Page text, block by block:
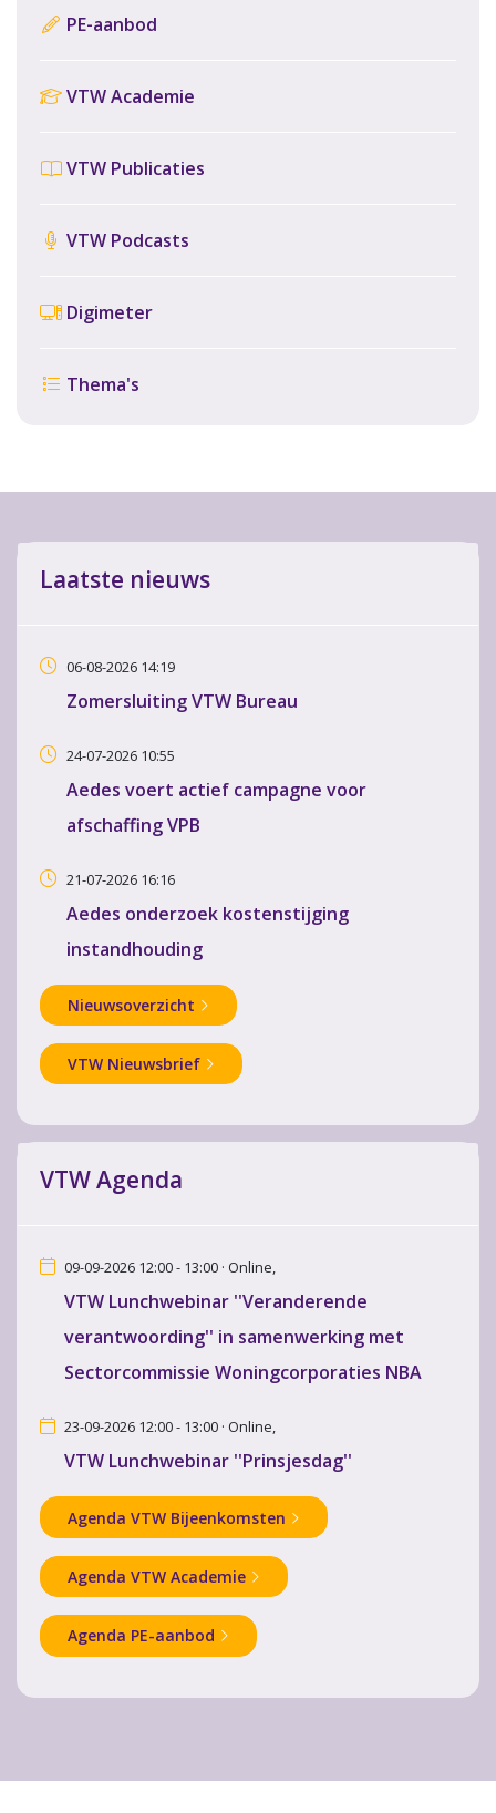
PE-aanbod
VTW Academie
VTW Publicaties
VTW Podcasts
Digimeter
Thema's
Laatste nieuws
06-08-2026 14:19
Zomersluiting VTW Bureau
24-07-2026 10:55
Aedes voert actief campagne voor
afschaffing VPB
21-07-2026 16:16
Aedes onderzoek kostenstijging
instandhouding
Nieuwsoverzicht
VTW Nieuwsbrief
VTW Agenda
09-09-2026 12:00 - 13:00 · Online,
VTW Lunchwebinar ''Veranderende
verantwoording'' in samenwerking met
Sectorcommissie Woningcorporaties NBA
23-09-2026 12:00 - 13:00 · Online,
VTW Lunchwebinar ''Prinsjesdag''
Agenda VTW Bijeenkomsten
Agenda VTW Academie
Agenda PE-aanbod